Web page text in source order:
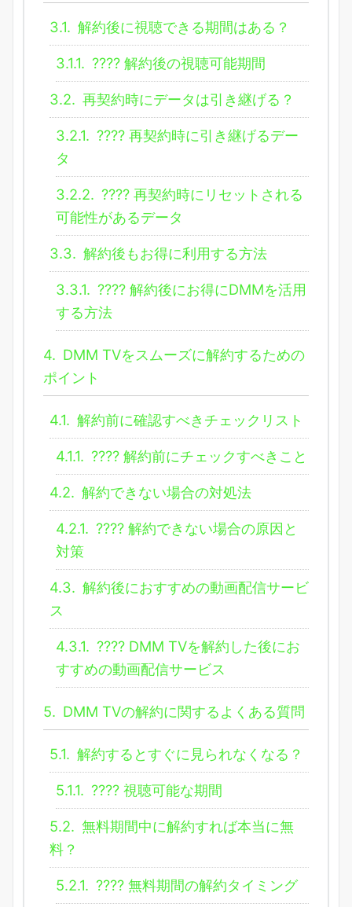
3.1. 解約後に視聴できる期間はある？
3.1.1. ???? 解約後の視聴可能期間
3.2. 再契約時にデータは引き継げる？
3.2.1. ???? 再契約時に引き継げるデー
タ
3.2.2. ???? 再契約時にリセットされる
可能性があるデータ
3.3. 解約後もお得に利用する方法
3.3.1. ???? 解約後にお得にDMMを活用
する方法
4. DMM TVをスムーズに解約するための
ポイント
4.1. 解約前に確認すべきチェックリスト
4.1.1. ???? 解約前にチェックすべきこと
4.2. 解約できない場合の対処法
4.2.1. ???? 解約できない場合の原因と
対策
4.3. 解約後におすすめの動画配信サービ
ス
4.3.1. ???? DMM TVを解約した後にお
すすめの動画配信サービス
5. DMM TVの解約に関するよくある質問
5.1. 解約するとすぐに見られなくなる？
5.1.1. ???? 視聴可能な期間
5.2. 無料期間中に解約すれば本当に無
料？
5.2.1. ???? 無料期間の解約タイミング